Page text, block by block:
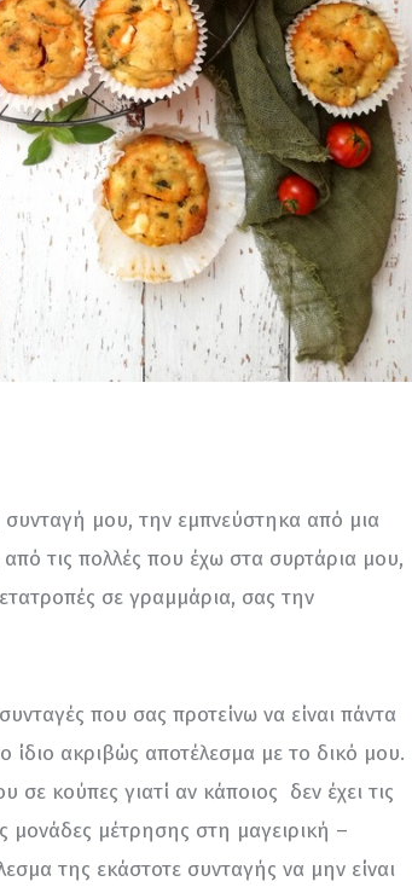
μου, την εμπνεύστηκα από μια
τις πολλές που έχω στα συρτάρια μου,
σε γραμμάρια, σας την
που σας προτείνω να είναι πάντα
ίδιο ακριβώς αποτέλεσμα με το δικό μου.
κούπες γιατί αν κάποιος  δεν έχει τις
μονάδες μέτρησης στη μαγειρική –
της εκάστοτε συνταγής να μην είναι